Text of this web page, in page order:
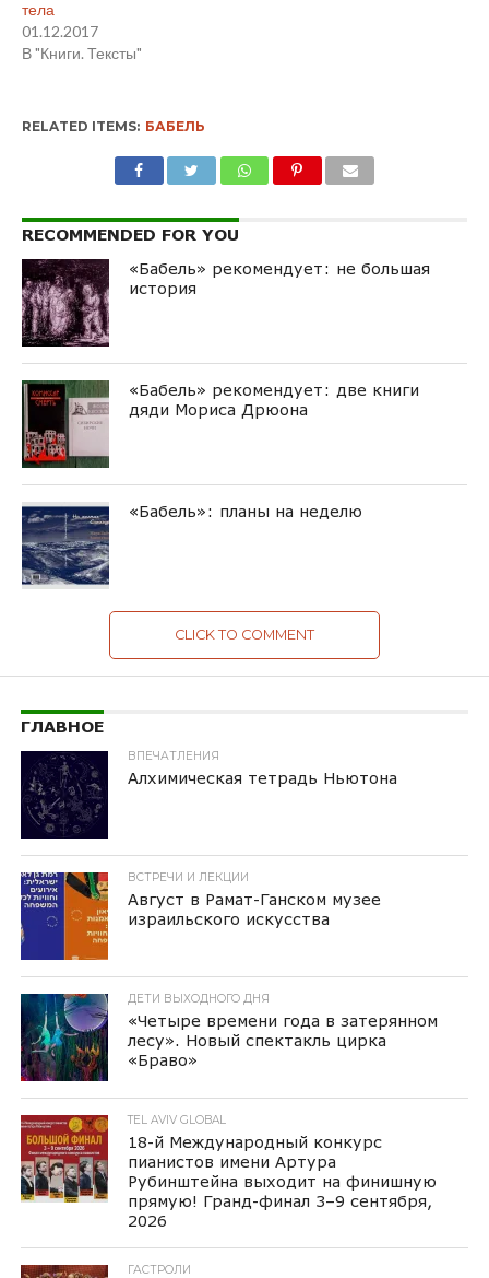
тела
01.12.2017
В "Книги. Тексты"
RELATED ITEMS: БАБЕЛЬ
RECOMMENDED FOR YOU
«Бабель» рекомендует: не большая
история
«Бабель» рекомендует: две книги
дяди Мориса Дрюона
«Бабель»: планы на неделю
CLICK TO COMMENT
ГЛАВНОЕ
ВПЕЧАТЛЕНИЯ
Алхимическая тетрадь Ньютона
ВСТРЕЧИ И ЛЕКЦИИ
Август в Рамат-Ганском музее
израильского искусства
ДЕТИ ВЫХОДНОГО ДНЯ
«Четыре времени года в затерянном
лесу». Новый спектакль цирка
«Браво»
TEL AVIV GLOBAL
18-й Международный конкурс
пианистов имени Артура
Рубинштейна выходит на финишную
прямую! Гранд-финал 3–9 сентября,
2026
ГАСТРОЛИ